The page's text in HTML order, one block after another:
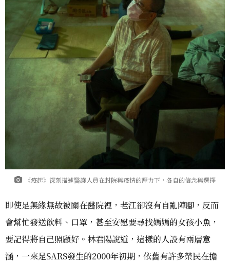
《疫起》深刻描述醫護人員在封院與疫情的壓力下，各自的信念與選擇
即使是無緣無故被關在醫院裡，老江卻沒有自亂陣腳，反而
會幫忙發送飲料、口罩，甚至安慰要尋找媽媽的女孩小魚，
要記得將自己照顧好。林君陽說道，這樣的人設有兩層意
涵，一來是SARS發生的2000年初期，依舊有許多榮民在擔